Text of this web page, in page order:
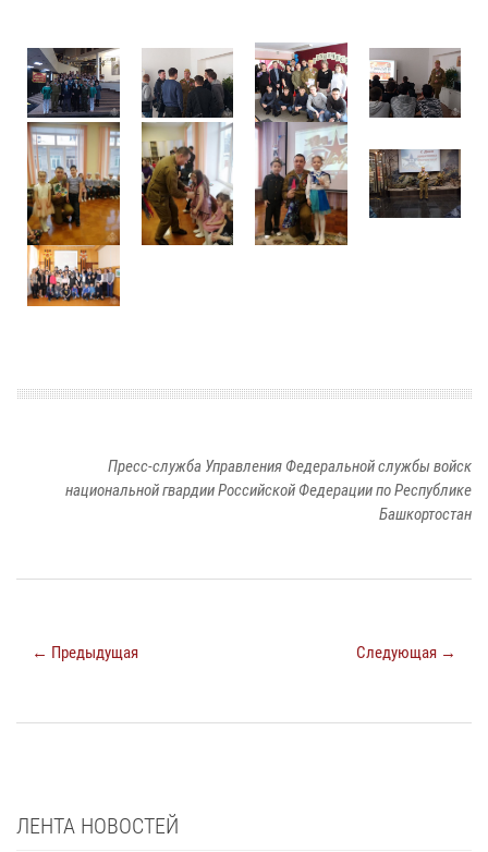
Пресс-служба Управления Федеральной службы войск
национальной гвардии Российской Федерации по Республике
Башкортостан
← Предыдущая Следующая →
ЛЕНТА НОВОСТЕЙ